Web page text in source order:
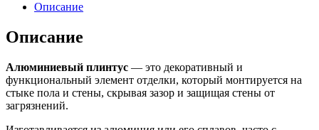
Описание
Описание
Алюминиевый плинтус — это декоративный и
функциональный элемент отделки, который монтируется на
стыке пола и стены, скрывая зазор и защищая стены от
загрязнений.